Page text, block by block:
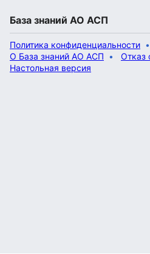
База знаний АО АСП
Политика конфиденциальности
О База знаний АО АСП
Отказ
Настольная версия